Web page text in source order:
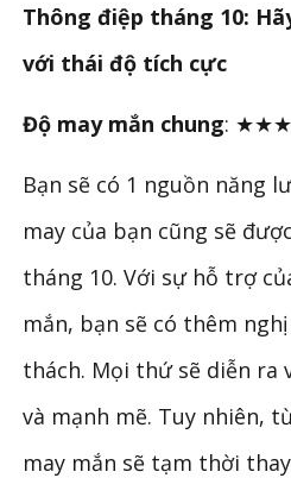
Thông điệp tháng 10:
với thái độ tích cực
Độ may mắn chung:
Bạn sẽ có 1 nguồn năng
may của bạn cũng sẽ
tháng 10. Với sự hỗ trợ
mắn, bạn sẽ có thêm
thách. Mọi thứ sẽ diễn ra
và mạnh mẽ. Tuy nhiên,
may mắn sẽ tạm thời